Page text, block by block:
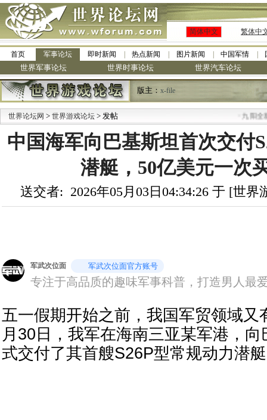
简体中文 繁体中
首页 军事论坛 即时新闻 热点新闻 图片新闻 中国军情
世界军事论坛 世界时事论坛 世界汽车论坛
版主： x-file
世界论坛网 > 世界游戏论坛 > 发帖 九阳全新免清洗型豆浆机
中国海军向巴基斯坦首次交付
潜艇，50亿美元一次
送交者: 2026年05月03日04:34:26 于 [世
军武次位面 军武次位面官方账号
专注于高品质的趣味军事科普，打造男人最
五一假期开始之前，我国军贸领域又
月30日，我军在海南三亚某军港，
式交付了其首艘S26P型常规动力潜